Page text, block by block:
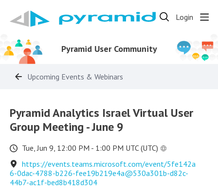
Login
Pyramid User Community
Upcoming Events & Webinars
Pyramid Analytics Israel Virtual User
Group Meeting - June 9
Tue, Jun 9, 12:00 PM - 1:00 PM UTC (UTC)
https://events.teams.microsoft.com/event/5fe142a
6-0dac-4788-b226-fee19b219e4a@530a301b-d82c-
44b7-ac1f-bed8b418d304